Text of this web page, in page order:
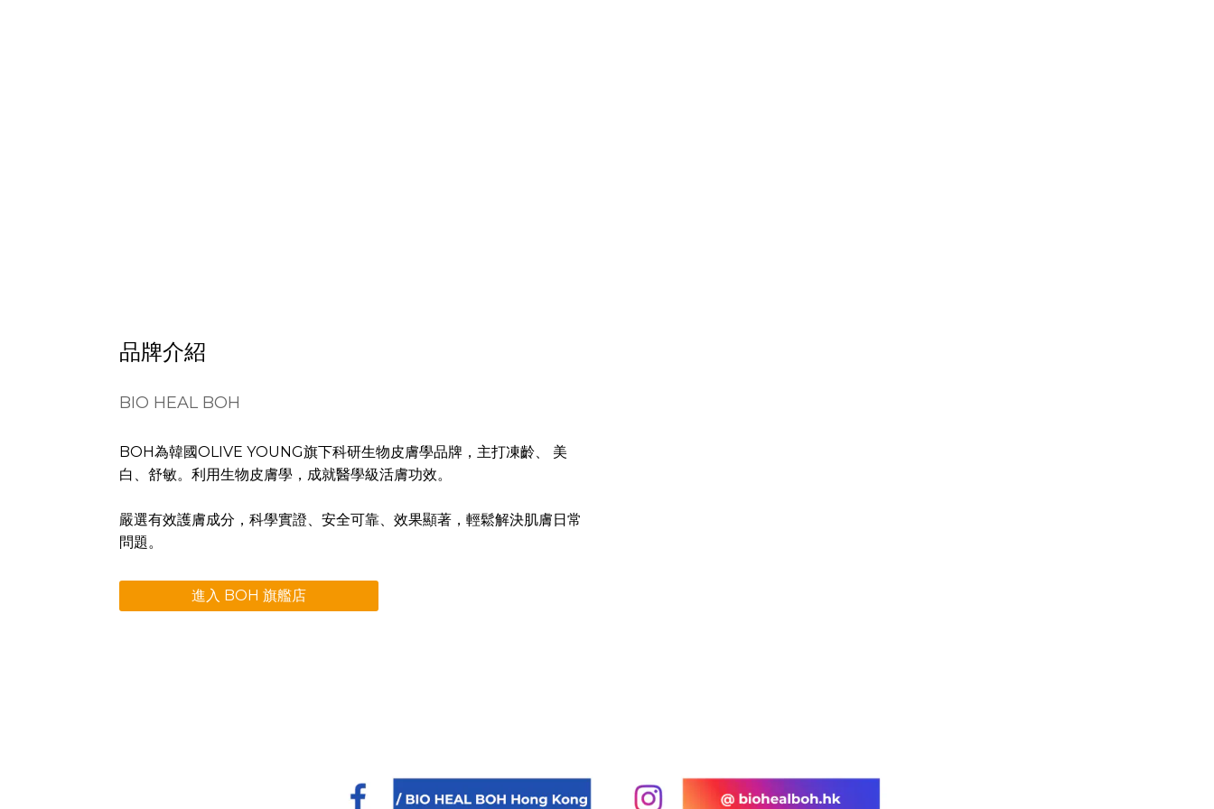
品牌介紹
BIO HEAL BOH
BOH為韓國OLIVE YOUNG旗下科研生物皮膚學品牌，主打凍齡、 美
白、舒敏。利用生物皮膚學，成就醫學級活膚功效。
嚴選有效護膚成分，科學實證、安全可靠、效果顯著，輕鬆解決肌膚日常
問題。
進入 BOH 旗艦店